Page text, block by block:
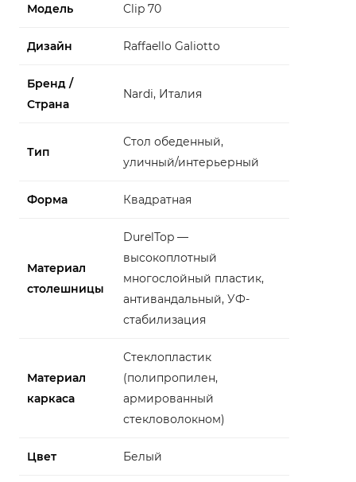
Модель Clip 70
Дизайн Raffaello Galiotto
Бренд /
Страна
Nardi, Италия
Тип
Стол обеденный,
уличный/интерьерный
Форма Квадратная
Материал
столешницы
DurelTop —
высокоплотный
многослойный пластик,
антивандальный, УФ-
стабилизация
Материал
каркаса
Стеклопластик
(полипропилен,
армированный
стекловолокном)
Цвет Белый